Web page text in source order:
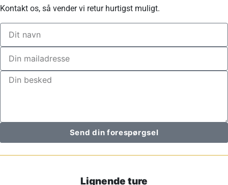
Kontakt os, så vender vi retur hurtigst muligt.
Send din forespørgsel
Lignende ture